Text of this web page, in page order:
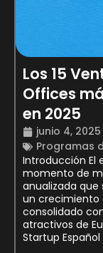
Los 15
Offices
en 2025
junio 4, 2025
Programas
Introducción El
momento de
anualizada que
un crecimiento
consolidado
atractivos de
Startup